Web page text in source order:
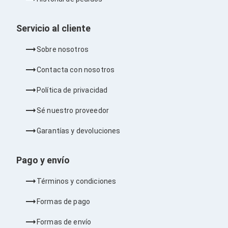
Quemadores de DVD
Accesorios para Laptops
Docking Stations
Candados para Laptops
Filtros de privacidad
Bases para Laptops
Mochilas para Laptops
Soportes para Celulares y Tablets
Lápices para Tablets
Tablets
Webcams y Audio
Webcams
Accesorios para PC's
Bases para PC's
Servicio al cliente
Sobre nosotros
Contacta con nosotros
Política de privacidad
Sé nuestro proveedor
Garantías y devoluciones
Pago y envío
Términos y condiciones
Formas de pago
Formas de envío